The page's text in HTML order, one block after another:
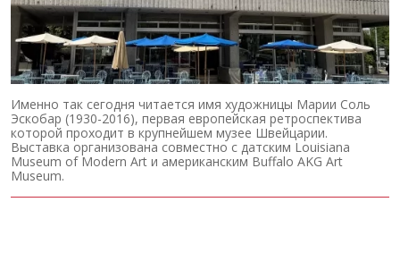
Именно так сегодня читается имя художницы Марии Соль
Эскобар (1930-2016), первая европейская ретроспектива
которой проходит в крупнейшем музее Швейцарии.
Выставка организована совместно с датским Louisiana
Museum of Modern Art и американским Buffalo AKG Art
Museum.